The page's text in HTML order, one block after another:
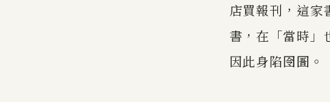
店買報刊，這家
書，在「當時」
因此身陷囹圄。